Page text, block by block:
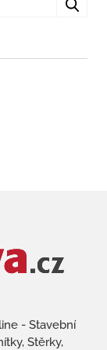
- Stavební
Stěrky,